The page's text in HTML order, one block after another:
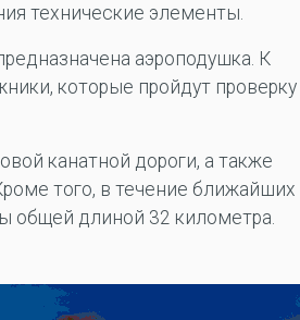
технические элементы.
аэроподушка. К
которые пройдут проверку
канатной дороги, а также
того, в течение ближайших
общей длиной 32 километра.